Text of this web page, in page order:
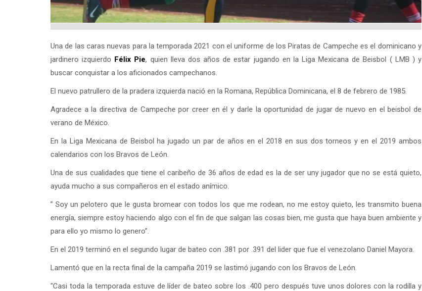
Una de las caras nuevas para la temporada 2021 con el uniforme de los Piratas de Campeche es el dominicano y
jardinero izquierdo Félix Pie, quien lleva dos años de estar jugando en la Liga Mexicana de Beisbol ( LMB ) y
buscar conquistar a los aficionados campechanos.
El nuevo patrullero de la pradera izquierda nació en la Romana, República Dominicana, el 8 de febrero de 1985.
Agradece a la directiva de Campeche por creer en él y darle la oportunidad de jugar de nuevo en el beisbol de
verano de México.
En la Liga Mexicana de Beisbol ha jugado un par de años en el 2018 en sus dos torneos y en el 2019 ambos
calendarios con los Bravos de León.
Una de sus cualidades que tiene el caribeño de 36 años de edad es la de ser uny jugador que no se está quieto,
ayuda mucho a sus compañeros en el estado anímico.
” Soy un pelotero que le gusta bromear con todos los que me rodean, no me estoy quieto, les transmito buena
energía, siempre estoy haciendo algo con el fin de que salgan las cosas bien, me gusta que haya buen ambiente y
para ello yo mismo lo genero”.
En el 2019 terminó en el segundo lugar de bateo con .381 por .391 del lider que fue el venezolano Daniel Mayora.
Lamentó que en la recta final de la campaña 2019 se lastimó jugando con los Bravos de León.
“Casi toda la temporada estuve de líder de bateo sobre los .400 pero después tuve unos dolores con la rodilla y